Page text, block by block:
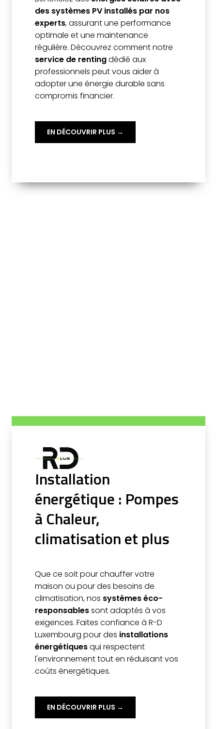
des systèmes PV installés par nos
experts, assurant une performance
optimale et une maintenance
régulière. Découvrez comment notre
service de rentingdédié aux
professionnels peut vous aider à
adopter une énergie durable sans
compromis financier.
EN DÉCOUVRIR PLUS →
Installation
énergétique : Pompes
à Chaleur,
climatisation et plus
Que ce soit pour chauffer votre
maison ou pour des besoins de
climatisation, nos systèmes éco-
responsablessont adaptés à vos
exigences. Faites confiance à R-D
Luxembourg pour des installations
énergétiquesqui respectent
l'environnement tout en réduisant vos
coûts énergétiques.
EN DÉCOUVRIR PLUS →